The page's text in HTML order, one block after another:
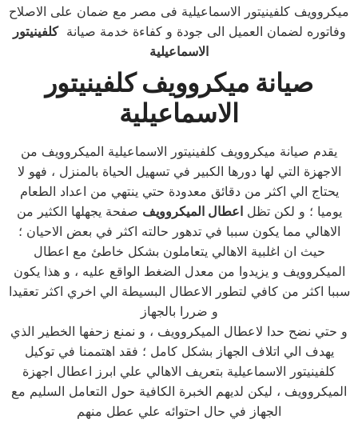
ميكروويف كلفينيتور الاسماعيلية فى مصر مع ضمان على الاصلاح
وفاتوره لضمان العميل الى جودة و كفاءة خدمة صيانةكلفينيتور
الاسماعيلية
صيانة ميكروويف كلفينيتور
الاسماعيلية
يقدم صيانة ميكروويف كلفينيتور الاسماعيلية الميكروويف من
الاجهزة التي لها دورها الكبير في تسهيل الحياة بالمنزل ، فهو لا
يحتاج الي اكثر من دقائق معدودة حتي ينتهي من اعداد الطعام
يوميا ؛ و لكن تظلاعطال الميكروويف صفحة يجهلها الكثير من
الاهالي مما يكون سببا في تدهور حالته اكثر في بعض الاحيان ؛
حيث ان اغلبية الاهالي يتعاملون بشكل خاطئ مع اعطال
الميكروويف و يزيدوا من معدل الضغط الواقع عليه ، و هذا يكون
سببا اكثر من كافي لتطور الاعطال البسيطة الي اخري اكثر تعقيدا
و ضررا بالجهاز
و حتي نضح حدا لاعطال الميكروويف ، و نمنع زحفها الخطير الذي
يهدف الي اتلاف الجهاز بشكل كامل ؛ فقد اهتممنا في توكيل
كلفينيتور الاسماعيلية بتعريف الاهالي علي ابرز اعطال اجهزة
الميكروويف ، ليكن لديهم الخبرة الكافية حول التعامل السليم مع
الجهاز في حال احتوائه علي عطل منهم